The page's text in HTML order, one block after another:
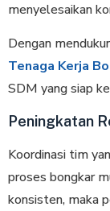
menyelesaikan
Dengan
Tenaga Kerja
SDM yang siap
Peningkatan
Koordinasi tim
proses bongkar
konsisten, maka